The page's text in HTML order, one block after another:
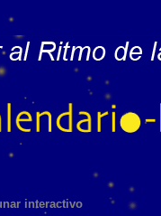
interactivo